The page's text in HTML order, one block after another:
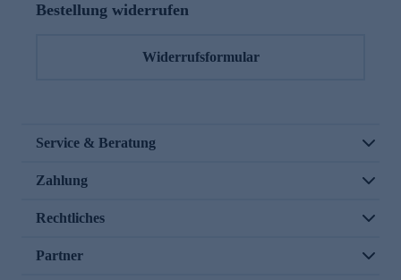
Bestellung widerrufen
Widerrufsformular
Service & Beratung
Zahlung
Rechtliches
Partner